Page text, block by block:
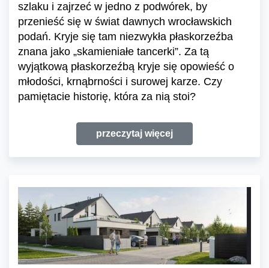
szlaku i zajrzeć w jedno z podwórek, by
przenieść się w świat dawnych wrocławskich
podań. Kryje się tam niezwykła płaskorzeźba
znana jako „skamieniałe tancerki”. Za tą
wyjątkową płaskorzeźbą kryje się opowieść o
młodości, krnąbrności i surowej karze. Czy
pamiętacie historię, która za nią stoi?
przeczytaj więcej